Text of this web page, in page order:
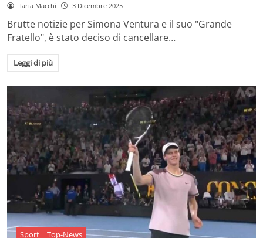
Ilaria Macchi 3 Dicembre 2025
Brutte notizie per Simona Ventura e il suo "Grande
Fratello", è stato deciso di cancellare…
Leggi di più
Sport Top-News